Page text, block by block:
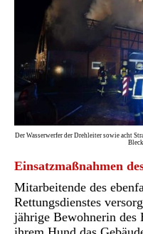
Der Wasserwerfer der Drehleiter sowie acht
Einsatzmaßnahmen
Mitarbeitende des
Rettungsdienstes
jährige Bewohnerin des